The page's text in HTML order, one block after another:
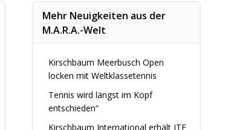
Mehr Neuigkeiten aus der
M.A.R.A.-Welt
Kirschbaum Meerbusch Open
locken mit Weltklassetennis
Tennis wird längst im Kopf
entschieden“
Kirschbaum International erhält ITF